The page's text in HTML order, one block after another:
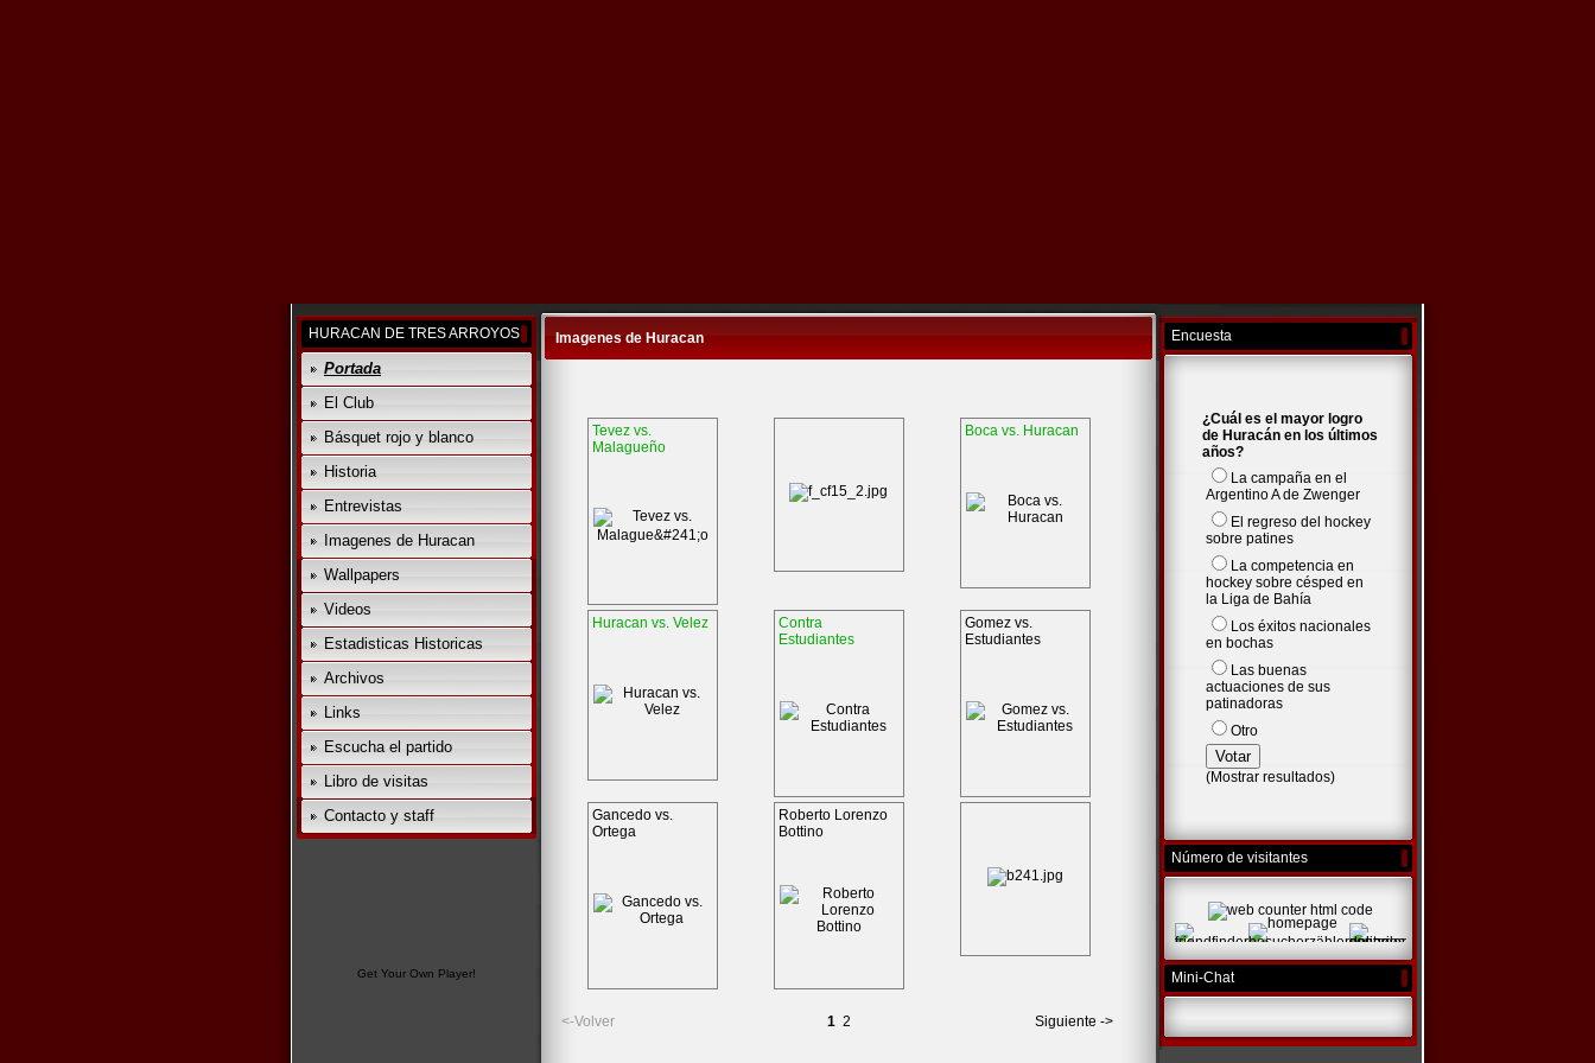
HURACAN DE TRES ARROYOS
Portada
El Club
Básquet rojo y blanco
Historia
Entrevistas
Imagenes de Huracan
Wallpapers
Videos
Estadisticas Historicas
Archivos
Links
Escucha el partido
Libro de visitas
Contacto y staff
Get Your Own Player!
Imagenes de Huracan
Tevez vs.
Malagueño
Boca vs. Huracan
Huracan vs. Velez
Contra
Estudiantes
Gomez vs.
Estudiantes
Gancedo vs.
Ortega
Roberto Lorenzo
Bottino
<-Volver 1 2 Siguiente ->
Encuesta
¿Cuál es el mayor logro
de Huracán en los últimos
años?
La campaña en el
Argentino A de Zwenger
El regreso del hockey
sobre patines
La competencia en
hockey sobre césped en
la Liga de Bahía
Los éxitos nacionales
en bochas
Las buenas
actuaciones de sus
patinadoras
Otro
(Mostrar resultados)
Número de visitantes
Mini-Chat